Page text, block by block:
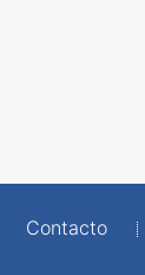
Contacto